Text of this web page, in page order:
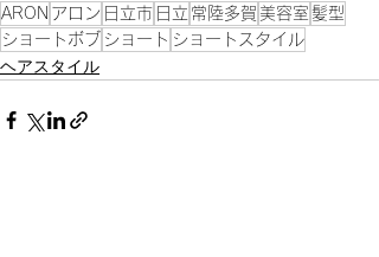
ARON アロン 日立市 日立 常陸多賀 美容室 髪型
ショートボブ ショート ショートスタイル
ヘアスタイル